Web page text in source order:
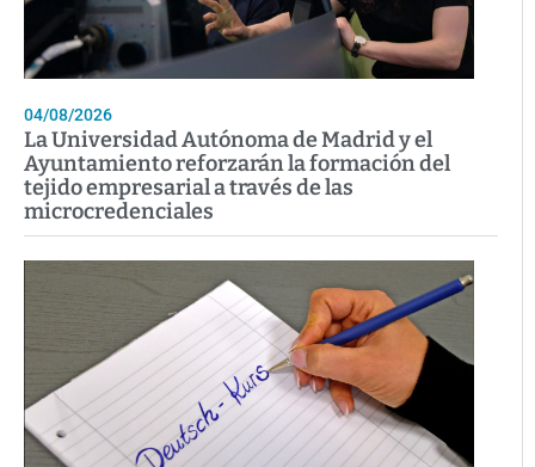
04/08/2026
La Universidad Autónoma de Madrid y el
Ayuntamiento reforzarán la formación del
tejido empresarial a través de las
microcredenciales